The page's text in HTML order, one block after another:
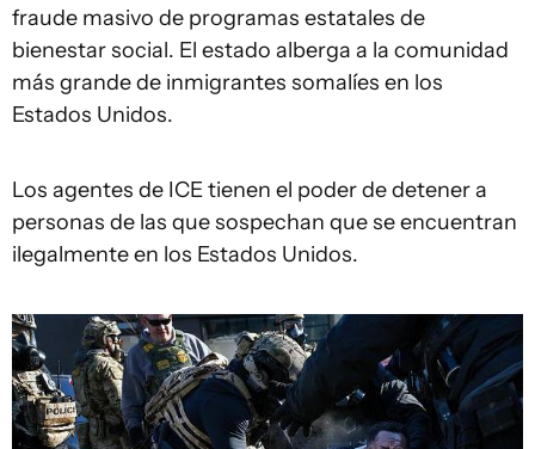
fraude masivo de programas estatales de
bienestar social. El estado alberga a la comunidad
más grande de inmigrantes somalíes en los
Estados Unidos.
Los agentes de ICE tienen el poder de detener a
personas de las que sospechan que se encuentran
ilegalmente en los Estados Unidos.